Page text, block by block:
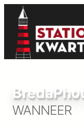
naar
inhoud
WANNEER